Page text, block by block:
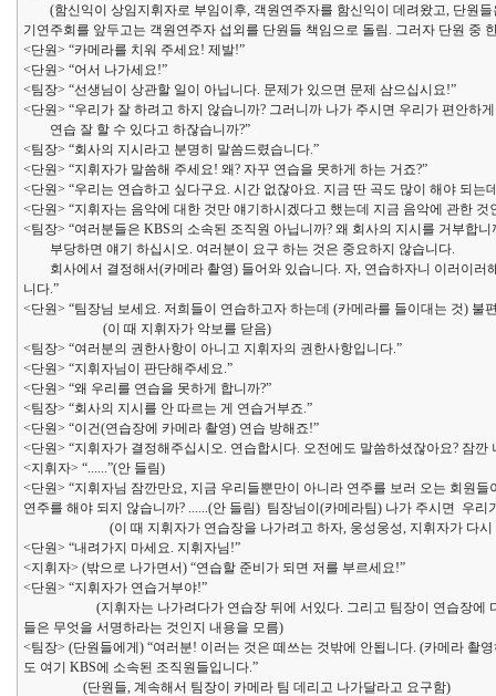
(함신익이 상임지휘자로 부임이후, 객원연주자를 함신익이 데려왔고, 단원들
기연주회를 앞두고는 객원연주자 섭외를 단원들 책임으로 돌림. 그러자 단원 중
<단원> “카메라를 치워 주세요! 제발!”
<단원> “어서 나가세요!”
<팀장> “선생님이 상관할 일이 아닙니다. 문제가 있으면 문제 삼으십시요!”
<단원> “우리가 잘 하려고 하지 않습니까? 그러니까 나가 주시면 우리가 편안하
연습 잘 할 수 있다고 하잖습니까?”
<팀장> “회사의 지시라고 분명히 말씀드렸습니다.”
<단원> “지휘자가 말씀해 주세요! 왜? 자꾸 연습을 못하게 하는 거죠?”
<단원> “우리는 연습하고 싶다구요. 시간 없잖아요. 지금 딴 곡도 많이 해야 되는
<단원> “지휘자는 음악에 대한 것만 얘기하시겠다고 했는데 지금 음악에 관한 것
<팀장> “여러분들은 KBS의 소속된 조직원 아닙니까? 왜 회사의 지시를 거부합니
부당하면 얘기 하십시오. 여러분이 요구 하는 것은 중요하지 않습니다.
회사에서 결정해서(카메라 촬영) 들어와 있습니다. 자, 연습하자니 이러이러
니다.”
<단원> “팀장님 보세요. 저희들이 연습하고자 하는데 (카메라를 들이대는 것)
(이 때 지휘자가 악보를 닫음)
<팀장> “여러분의 권한사항이 아니고 지휘자의 권한사항입니다.”
<단원> “지휘자님이 판단해주세요.”
<단원> “왜 우리를 연습을 못하게 합니까?”
<팀장> “회사의 지시를 안 따르는 게 연습거부죠.”
<단원> “이건(연습장에 카메라 촬영) 연습 방해죠!”
<단원> “지휘자가 결정해주십시오. 연습합시다. 오전에도 말씀하셨잖아요? 잠깐
<지휘자> “......”(안 들림)
<단원> “지휘자님 잠깐만요, 지금 우리들뿐만이 아니라 연주를 보러 오는 회원
연주를 해야 되지 않습니까? ......(안 들림) 팀장님이(카메라팀) 나가 주시면 우리
(이 때 지휘자가 연습장을 나가려고 하자, 웅성웅성, 지휘자가 다시 악
<단원> “내려가지 마세요. 지휘자님!”
<지휘자> (밖으로 나가면서) “연습할 준비가 되면 저를 부르세요!”
<단원> “지휘자가 연습거부야!”
(지휘자는 나가려다가 연습장 뒤에 서있다. 그리고 팀장이 연습장에 다시
들은 무엇을 서명하라는 것인지 내용을 모름)
<팀장> (단원들에게) “여러분! 이러는 것은 떼쓰는 것밖에 안됩니다. (카메라 촬
도 여기 KBS에 소속된 조직원들입니다.”
(단원들, 계속해서 팀장이 카메라 팀 데리고 나가달라고 요구함)